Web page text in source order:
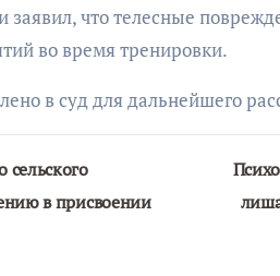
что телесные
во время тренировки.
в суд для дальнейшего
сельского
в присвоении